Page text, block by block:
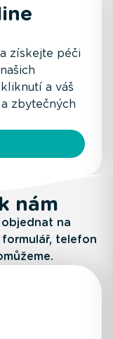
získejte péči
a váš
zbytečných
nám
na
telefon